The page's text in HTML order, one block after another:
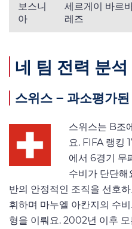
보스니
아
세르게이 바르
레즈
네 팀 전력 분석
스위스 – 과소평가
스위스는 B조
요. FIFA 랭킹
에서 6경기 무
수비가 단단해
반의 안정적인 조직을 선호
휘하며 마누엘 아칸지의 수
형을 이뤄요. 2002년 이후